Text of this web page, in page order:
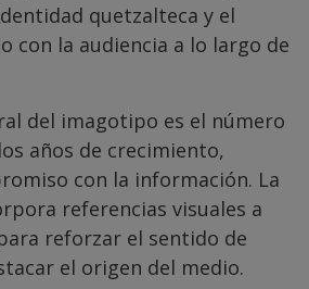
quetzalteca y el
con la audiencia a lo largo de
del imagotipo es el número
años de crecimiento,
con la información. La
referencias visuales a
reforzar el sentido de
el origen del medio.